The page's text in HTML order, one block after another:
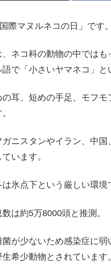
国際マヌルネコの日 」です
ネコ科の動物の中では
で「小さいヤマネコ」と
耳、短めの手足、モフ
ニスタンやイラン、中
います。
氷点下という厳しい環境
は約5万8000頭と推測。
が少ないため感染症に
希少動物とされています。